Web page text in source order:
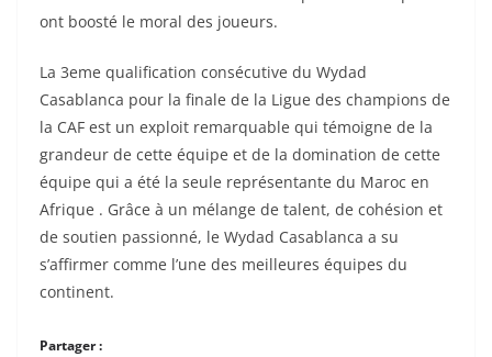
ont boosté le moral des joueurs.
La 3eme qualification consécutive du Wydad
Casablanca pour la finale de la Ligue des champions de
la CAF est un exploit remarquable qui témoigne de la
grandeur de cette équipe et de la domination de cette
équipe qui a été la seule représentante du Maroc en
Afrique . Grâce à un mélange de talent, de cohésion et
de soutien passionné, le Wydad Casablanca a su
s’affirmer comme l’une des meilleures équipes du
continent.
Partager :